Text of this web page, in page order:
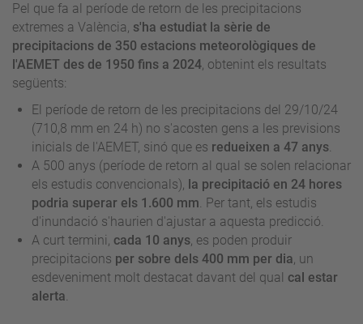
Pel que fa al període de retorn de les precipitacions
extremes a València, s'ha estudiat la sèrie de
precipitacions de 350 estacions meteorològiques de
l'AEMET des de 1950 fins a 2024, obtenint els resultats
següents:
El període de retorn de les precipitacions del 29/10/24
(710,8 mm en 24 h) no s'acosten gens a les previsions
inicials de l'AEMET, sinó que es redueixen a 47 anys.
A 500 anys (període de retorn al qual se solen relacionar
els estudis convencionals), la precipitació en 24 hores
podria superar els 1.600 mm. Per tant, els estudis
d'inundació s'haurien d'ajustar a aquesta predicció.
A curt termini, cada 10 anys, es poden produir
precipitacions per sobre dels 400 mm per dia, un
esdeveniment molt destacat davant del qual cal estar
alerta.